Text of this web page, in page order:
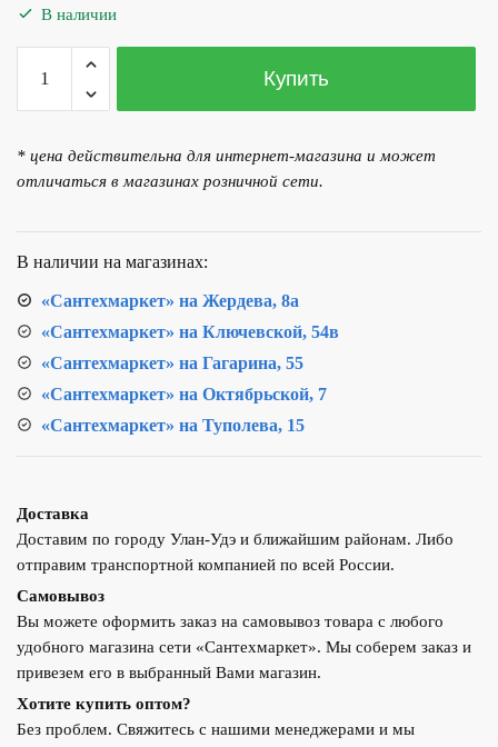
В наличии
Количество
товара
Отвод
универсальный
поворотный
Купить
* цена действительна для интернет-магазина и может
отличаться в магазинах розничной сети.
В наличии на магазинах:
«Сантехмаркет» на Жердева, 8а
«Сантехмаркет» на Ключевской, 54в
«Сантехмаркет» на Гагарина, 55
«Сантехмаркет» на Октябрьской, 7
«Сантехмаркет» на Туполева, 15
Доставка
Доставим по городу Улан-Удэ и ближайшим районам. Либо
отправим транспортной компанией по всей России.
Самовывоз
Вы можете оформить заказ на самовывоз товара с любого
удобного магазина сети «Сантехмаркет». Мы соберем заказ и
привезем его в выбранный Вами магазин.
Хотите купить оптом?
Без проблем. Свяжитесь с нашими менеджерами и мы